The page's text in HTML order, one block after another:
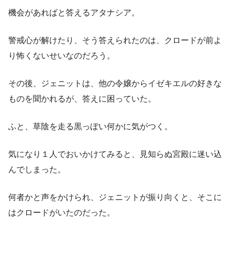
機会があればと答えるアタナシア。
警戒心が解けたり、そう答えられたのは、クロードが前よ
り怖くないせいなのだろう。
その後、ジェニットは、他の令嬢からイゼキエルの好きな
ものを聞かれるが、答えに困っていた。
ふと、草陰を走る黒っぽい何かに気がつく。
気になり１人でおいかけてみると、見知らぬ宮殿に迷い込
んでしまった。
何者かと声をかけられ、ジェニットが振り向くと、そこに
はクロードがいたのだった。